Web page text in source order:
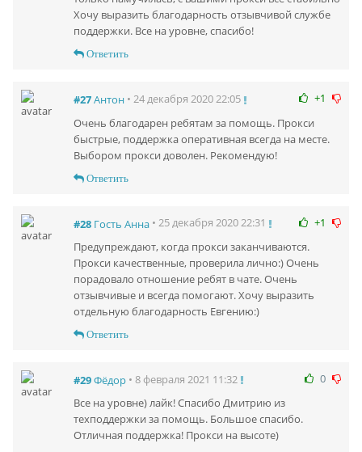
Хочу выразить благодарность отзывчивой службе
поддержки. Все на уровне, спасибо!
Ответить
+1
#27Антон • 24 декабря 2020 22:05
Очень благодарен ребятам за помощь. Прокси
быстрые, поддержка оперативная всегда на месте.
Выбором прокси доволен. Рекомендую!
Ответить
+1
#28 Гость Анна • 25 декабря 2020 22:31
Предупреждают, когда прокси заканчиваются.
Прокси качественные, проверила лично:) Очень
порадовало отношение ребят в чате. Очень
отзывчивые и всегда помогают. Хочу выразить
отдельную благодарность Евгению:)
Ответить
0
#29Фёдор • 8 февраля 2021 11:32
Все на уровне) лайк! Спасибо Дмитрию из
техподдержки за помощь. Большое спасибо.
Отличная поддержка! Прокси на высоте)